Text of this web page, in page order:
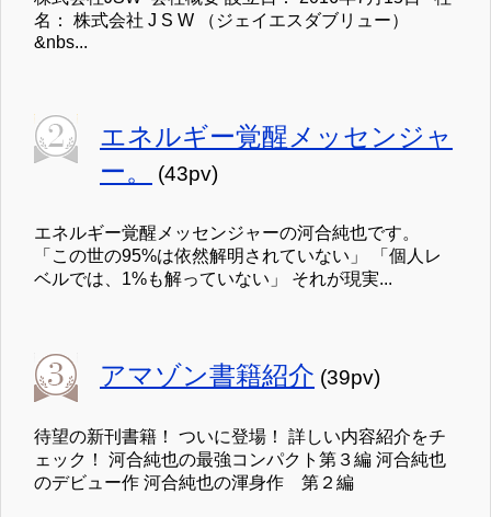
名： 株式会社 J S W （ジェイエスダブリュー）
&nbs...
エネルギー覚醒メッセンジャ
ー。
(43pv)
エネルギー覚醒メッセンジャーの河合純也です。
「この世の95%は依然解明されていない」 「個人レ
ベルでは、1%も解っていない」 それが現実...
アマゾン書籍紹介 (39pv)
待望の新刊書籍！ ついに登場！ 詳しい内容紹介をチ
ェック！ 河合純也の最強コンパクト第３編 河合純也
のデビュー作 河合純也の渾身作 第２編